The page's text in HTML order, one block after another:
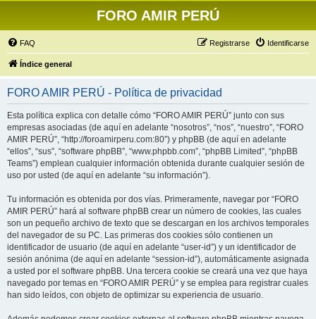
FORO AMIR PERÚ
FAQ Identificarse
Registrarse
Índice general
FORO AMIR PERÚ - Política de privacidad
Esta política explica con detalle cómo “FORO AMIR PERÚ” junto con sus
empresas asociadas (de aquí en adelante “nosotros”, “nos”, “nuestro”, “FORO
AMIR PERÚ”, “http://foroamirperu.com:80”) y phpBB (de aquí en adelante
“ellos”, “sus”, “software phpBB”, “www.phpbb.com”, “phpBB Limited”, “phpBB
Teams”) emplean cualquier información obtenida durante cualquier sesión de
uso por usted (de aquí en adelante “su información”).
Tu información es obtenida por dos vías. Primeramente, navegar por “FORO
AMIR PERÚ” hará al software phpBB crear un número de cookies, las cuales
son un pequeño archivo de texto que se descargan en los archivos temporales
del navegador de su PC. Las primeras dos cookies sólo contienen un
identificador de usuario (de aquí en adelante “user-id”) y un identificador de
sesión anónima (de aquí en adelante “session-id”), automáticamente asignada
a usted por el software phpBB. Una tercera cookie se creará una vez que haya
navegado por temas en “FORO AMIR PERÚ” y se emplea para registrar cuales
han sido leídos, con objeto de optimizar su experiencia de usuario.